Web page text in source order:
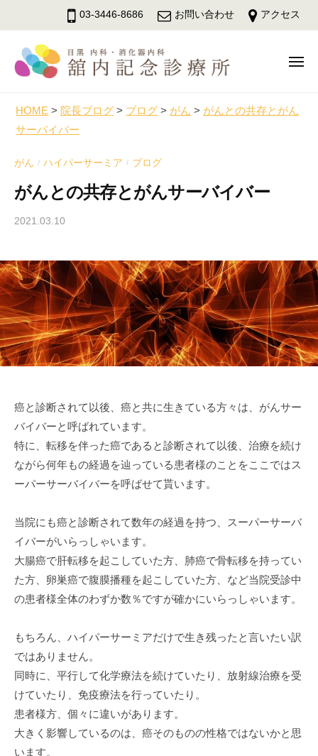
ン
03-3446-8686 お問い合わせ アクセス
内
記
診
療
黒
駅
歩
分
の
・
消
化
器
内
科
液
浄
化
療
法
リ
ニ
ッ
メ
HOME > 院長ブログ > ブログ > がん > がんとの共存とがん
サーバイバー
がん / ハイパーサーミア / ブログ
がんとの共存とがんサーバイバー
2021.03.10
r
a
b
e
癌と診断されて以後、癌と共に生きている方々は、がんサー
バイバーと呼ばれています。
特に、転移を伴った癌であると診断されて以後、治療を続け
ながら何年もの経過を辿っている患者様のことをここではス
ーパーサーバイバーを呼ばせて貰います。
当院にも癌と診断されて数年の経過を持つ、スーパーサーバ
イバーがいらっしゃいます。
大腸癌で肝転移を起こしていた方、肺癌で骨転移を持ってい
た方、卵巣癌で腹膜播種を起こしていた方、など当院受診中
の患者様全体のわずか数％ですが確かにいらっしゃいます。
もちろん、ハイパーサーミアだけで生き残ったと言いたい訳
ではありません。
同時に、平行して化学療法を続けていたり、放射線治療を受
けていたり、免疫療法を行っていたり。
患者様方、個々に違いがあります。
大きく影響しているのは、癌そのものの性格ではないかと思
います。
記
念
診
ー